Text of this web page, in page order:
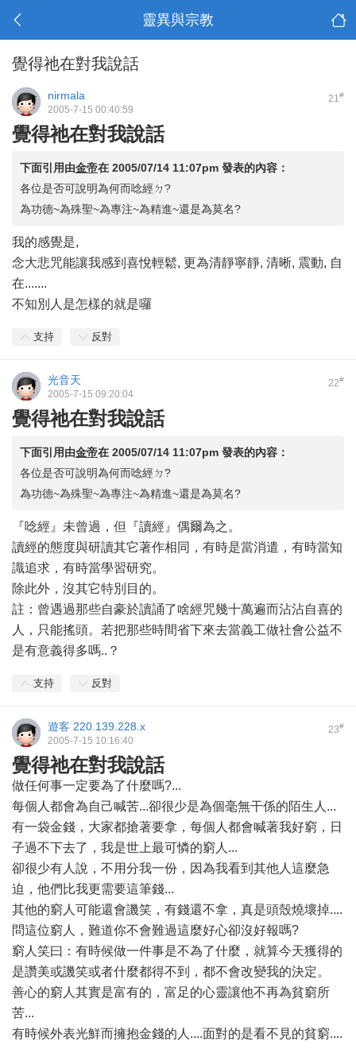
靈異與宗教
覺得祂在對我說話
21#
nirmala
2005-7-15 00:40:59
覺得祂在對我說話
下面引用由金帝在 2005/07/14 11:07pm 發表的內容：
各位是否可說明為何而唸經ㄉ?
為功德~為殊聖~為專注~為精進~還是為莫名?
我的感覺是,
念大悲咒能讓我感到喜悅輕鬆, 更為清靜寧靜, 清晰, 震動, 自
在.......
不知別人是怎樣的就是囉
支持 反對
22#
光音天
2005-7-15 09:20:04
覺得祂在對我說話
下面引用由金帝在 2005/07/14 11:07pm 發表的內容：
各位是否可說明為何而唸經ㄉ?
為功德~為殊聖~為專注~為精進~還是為莫名?
『唸經』未曾過，但『讀經』偶爾為之。
讀經的態度與研讀其它著作相同，有時是當消遣，有時當知
識追求，有時當學習研究。
除此外，沒其它特別目的。
註：曾遇過那些自豪於讀誦了啥經咒幾十萬遍而沾沾自喜的
人，只能搖頭。若把那些時間省下來去當義工做社會公益不
是有意義得多嗎..？
支持 反對
23#
遊客 220.139.228.x
2005-7-15 10:16:40
覺得祂在對我說話
做任何事一定要為了什麼嗎?...
每個人都會為自己喊苦...卻很少是為個毫無干係的陌生人...
有一袋金錢，大家都搶著要拿，每個人都會喊著我好窮，日
子過不下去了，我是世上最可憐的窮人...
卻很少有人說，不用分我一份，因為我看到其他人這麼急
迫，他們比我更需要這筆錢...
其他的窮人可能還會譏笑，有錢還不拿，真是頭殼燒壞掉....
問這位窮人，難道你不會難過這麼好心卻沒好報嗎?
窮人笑曰：有時候做一件事是不為了什麼，就算今天獲得的
是讚美或譏笑或者什麼都得不到，都不會改變我的決定。
善心的窮人其實是富有的，富足的心靈讓他不再為貧窮所
苦...
有時候外表光鮮而擁抱金錢的人....面對的是看不見的貧窮....